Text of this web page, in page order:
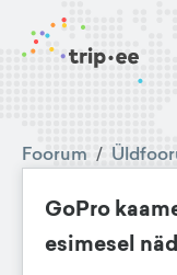
Foorum /
GoPro
esimesel